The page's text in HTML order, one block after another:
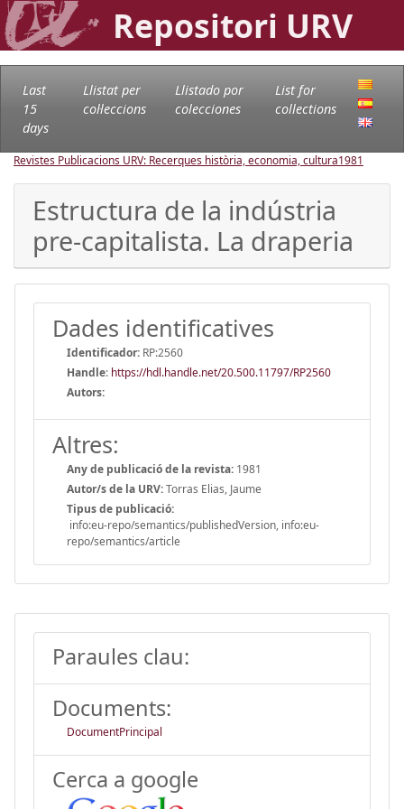
Repositori URV
Last
15
days
Llistat per
col·leccions
Llistado por
colecciones
List for
collections
Revistes Publicacions URV: Recerques història, economia, cultura1981
Estructura de la indústria
pre-capitalista. La draperia
Dades identificatives
Identificador: RP:2560
Handle: https://hdl.handle.net/20.500.11797/RP2560
Autors:
Altres:
Any de publicació de la revista: 1981
Autor/s de la URV:Torras Elias, Jaume
Tipus de publicació:
info:eu-repo/semantics/publishedVersion, info:eu-
repo/semantics/article
Paraules clau:
Documents:
DocumentPrincipal
Cerca a google